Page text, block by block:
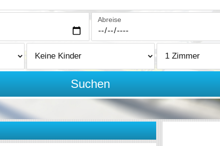
Abreise
Suchen